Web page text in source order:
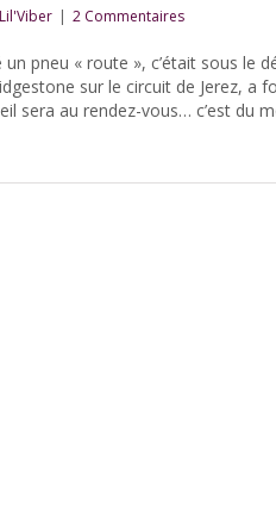
Lil'Viber | 2 Commentaires
pneu « route », c’était sous le
sur le circuit de Jerez, a
sera au rendez-vous… c’est du